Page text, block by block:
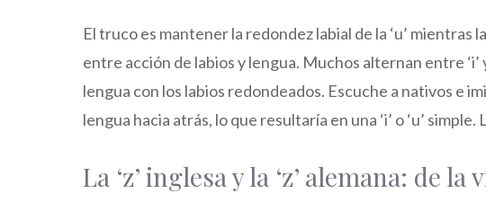
El truco es mantener la redondez labial de la ‘u’ mientras
entre acción de labios y lengua. Muchos alternan entre
lengua con los labios redondeados. Escuche a nativos e
lengua hacia atrás, lo que resultaría en una ‘i’ o ‘u’
La ‘z’ inglesa y la ‘z’ alemana: de